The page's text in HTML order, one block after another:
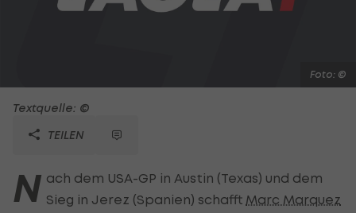
Foto: ©
Textquelle: ©
TEILEN
N ach dem USA-GP in Austin (Texas) und dem
Sieg in Jerez (Spanien) schafft Marc Marquez